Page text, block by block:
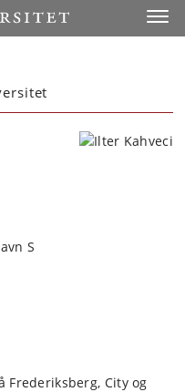
S
City og